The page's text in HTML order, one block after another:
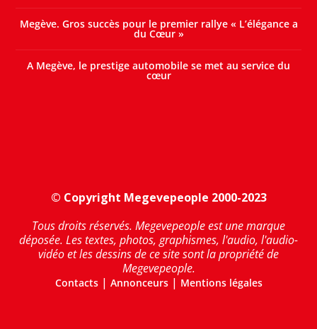
Megève. Gros succès pour le premier rallye « L’élégance a
du Cœur »
A Megève, le prestige automobile se met au service du
cœur
© Copyright Megevepeople 2000-2023
Tous droits réservés. Megevepeople est une marque
déposée. Les textes, photos, graphismes, l'audio, l'audio-
vidéo et les dessins de ce site sont la propriété de
Megevepeople.
Contacts| Annonceurs| Mentions légales